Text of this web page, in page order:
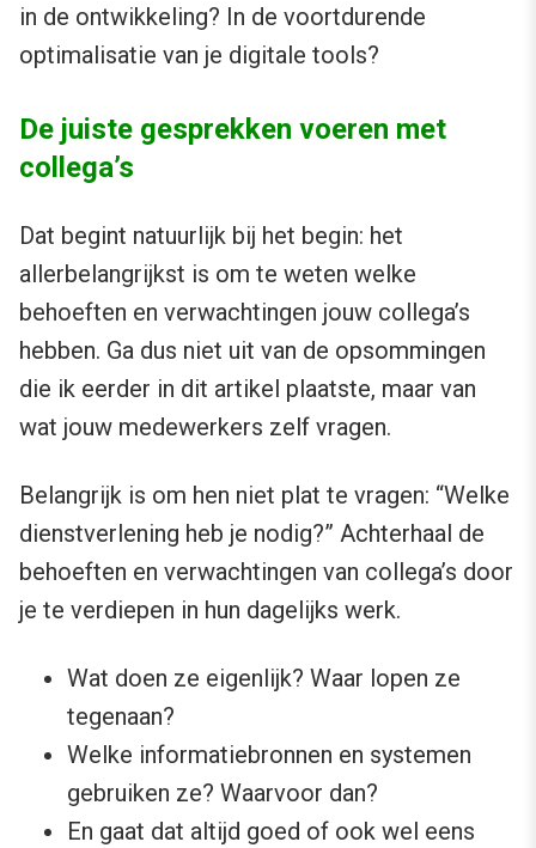
in de ontwikkeling? In de voortdurende
optimalisatie van je digitale tools?
De juiste gesprekken voeren met
collega’s
Dat begint natuurlijk bij het begin: het
allerbelangrijkst is om te weten welke
behoeften en verwachtingen jouw collega’s
hebben. Ga dus niet uit van de opsommingen
die ik eerder in dit artikel plaatste, maar van
wat jouw medewerkers zelf vragen.
Belangrijk is om hen niet plat te vragen: “Welke
dienstverlening heb je nodig?” Achterhaal de
behoeften en verwachtingen van collega’s door
je te verdiepen in hun dagelijks werk.
Wat doen ze eigenlijk? Waar lopen ze
tegenaan?
Welke informatiebronnen en systemen
gebruiken ze? Waarvoor dan?
En gaat dat altijd goed of ook wel eens